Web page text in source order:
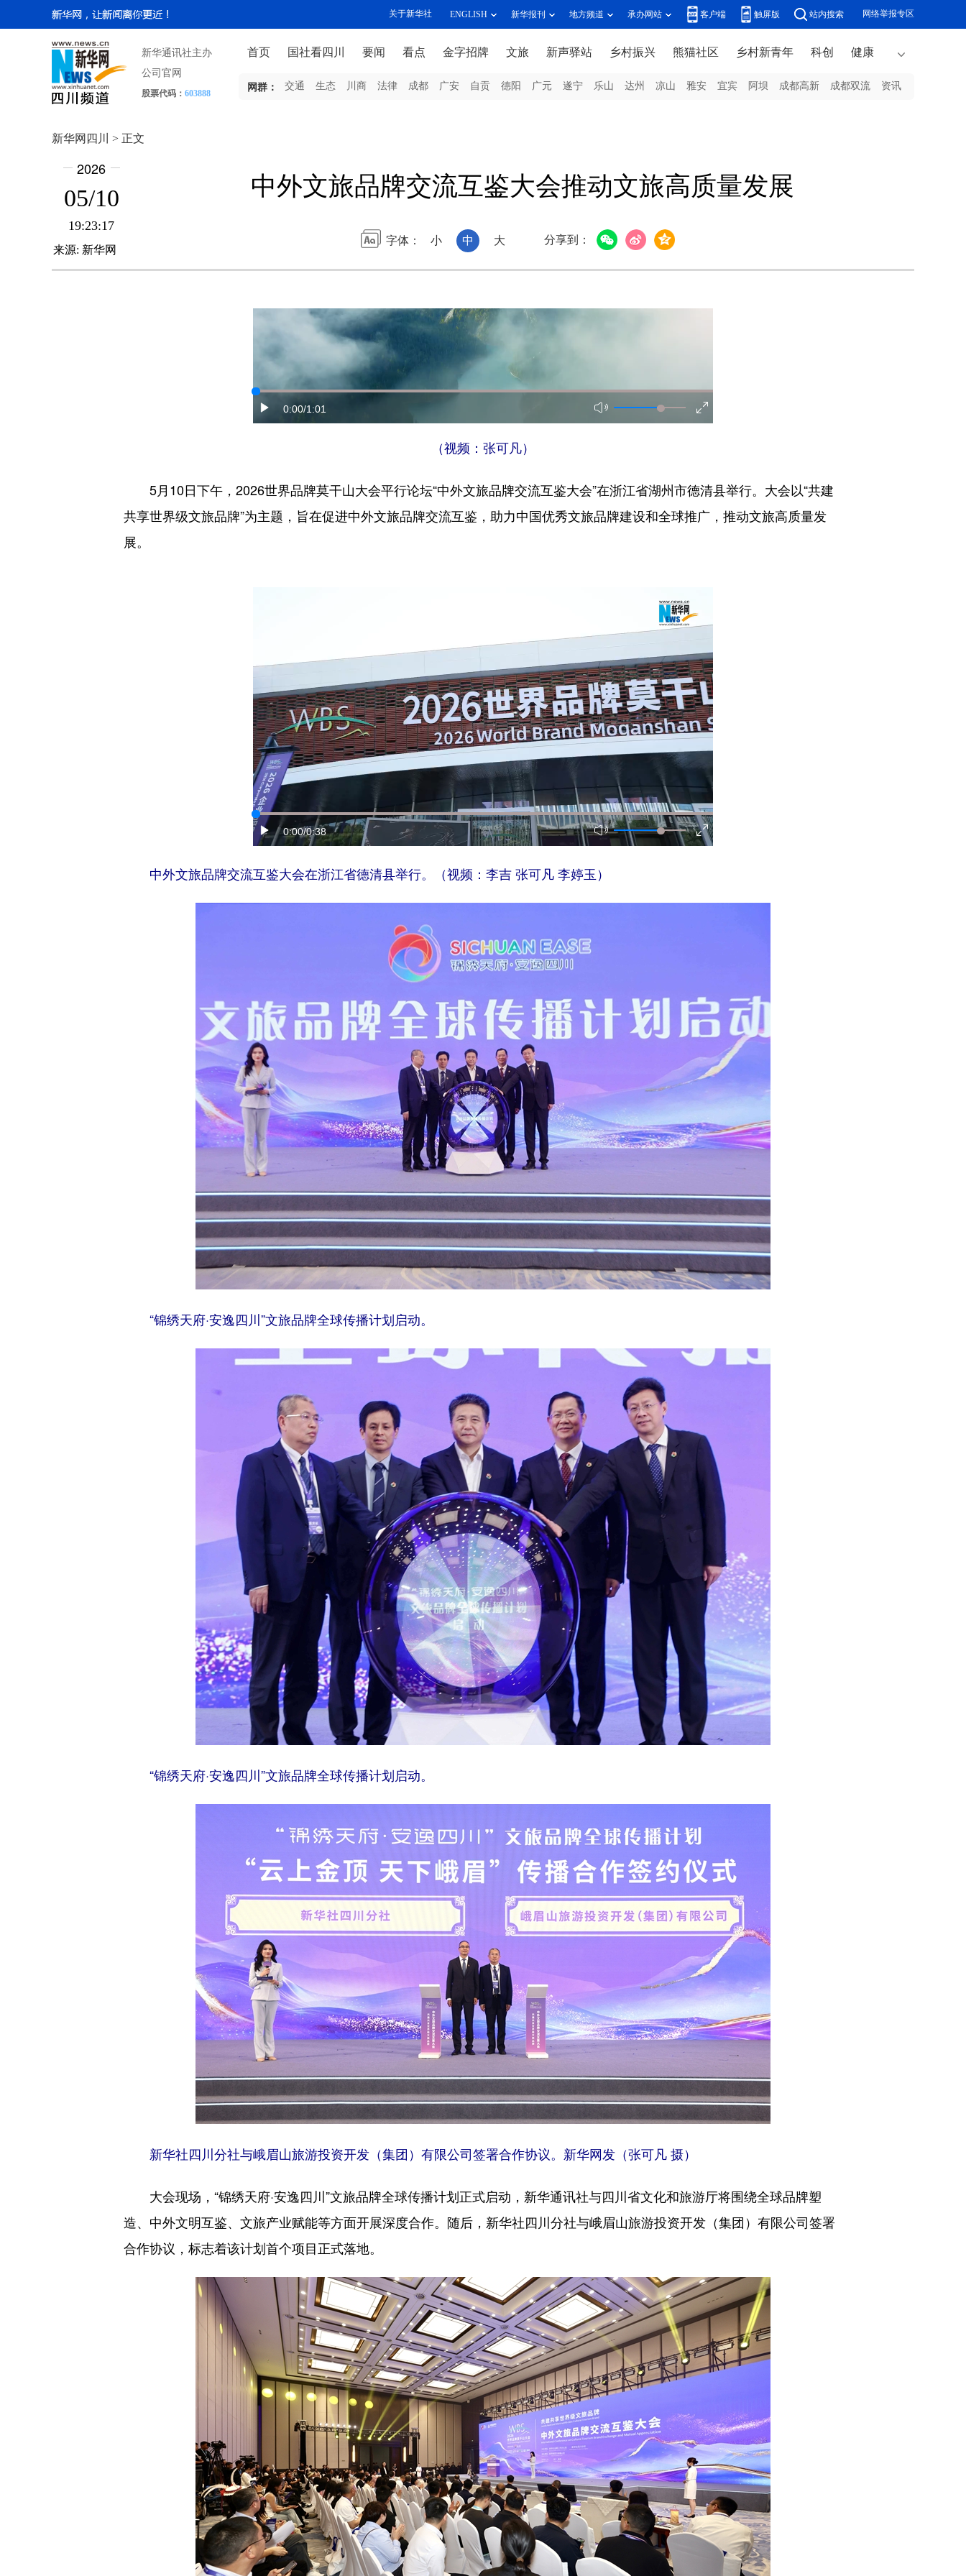
关于新华社 ENGLISH 新华报刊 地方频道 承办网站 客户端 触屏版 站内搜索 网络举报专区
新华通讯社主办
公司官网
股票代码： 603888
首页 国社看四川 要闻 看点 金字招牌 文旅 新声驿站 乡村振兴 熊猫社区 乡村新青年 科创 健康
网群： 交通 生态 川商 法律 成都 广安 自贡 德阳 广元 遂宁 乐山 达州 凉山 雅安 宜宾 阿坝 成都高新 成都双流 资讯
新华网四川 > 正文
2026
05/10
19:23:17
来源: 新华网
中外文旅品牌交流互鉴大会推动文旅高质量发展
字体： 小 中 大 分享到：
0:00/1:01
（视频：张可凡）
5月10日下午，2026世界品牌莫干山大会平行论坛“中外文旅品牌交流互鉴大会”在浙江省湖州市德清县举行。大会以“共建
共享世界级文旅品牌”为主题，旨在促进中外文旅品牌交流互鉴，助力中国优秀文旅品牌建设和全球推广，推动文旅高质量发
展。
0:00/0:38
中外文旅品牌交流互鉴大会在浙江省德清县举行。（视频：李吉 张可凡 李婷玉）
“锦绣天府·安逸四川”文旅品牌全球传播计划启动。
“锦绣天府·安逸四川”文旅品牌全球传播计划启动。
新华社四川分社与峨眉山旅游投资开发（集团）有限公司签署合作协议。新华网发（张可凡 摄）
大会现场，“锦绣天府·安逸四川”文旅品牌全球传播计划正式启动，新华通讯社与四川省文化和旅游厅将围绕全球品牌塑
造、中外文明互鉴、文旅产业赋能等方面开展深度合作。随后，新华社四川分社与峨眉山旅游投资开发（集团）有限公司签署
合作协议，标志着该计划首个项目正式落地。